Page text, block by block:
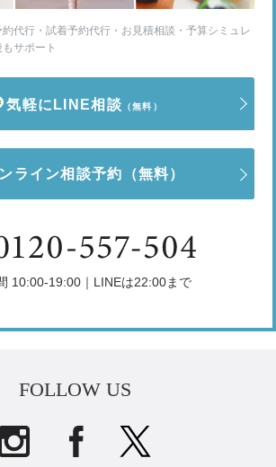
代行・試着予約代行・お見積相談・予算シミュレ
サポート
気軽にLINE相談 （無料）
ライン相談予約 （無料）
10:00-19:00｜LINEは22:00まで
FOLLOW US